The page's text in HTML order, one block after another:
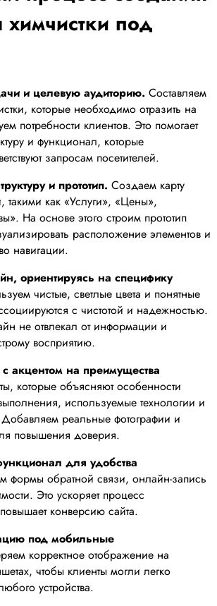
химчистки под
и целевую аудиторию. Составляем
которые необходимо отразить на
потребности клиентов. Это помогает
и функционал, которые
запросам посетителей.
и прототип. Создаем карту
такими как «Услуги», «Цены»,
На основе этого строим прототип
расположение элементов и
навигации.
ориентируясь на специфику
чистые, светлые цвета и понятные
с чистотой и надежностью.
не отвлекал от информации и
восприятию.
акцентом на преимущества
которые объясняют особенности
используемые технологии и
Добавляем реальные фотографии и
повышения доверия.
для удобства
формы обратной связи, онлайн-запись
Это ускоряет процесс
конверсию сайта.
под мобильные
корректное отображение на
чтобы клиенты могли легко
устройства.